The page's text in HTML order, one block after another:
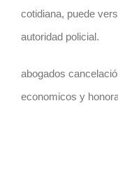
cotidiana, puede
autoridad policial.
abogados
economicos y